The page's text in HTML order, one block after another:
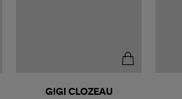
GIGI CLOZEAU